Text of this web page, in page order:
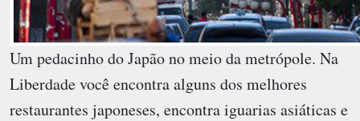
Um pedacinho do Japão no meio da metrópole. Na
Liberdade você encontra alguns dos melhores
restaurantes japoneses, encontra iguarias asiáticas e